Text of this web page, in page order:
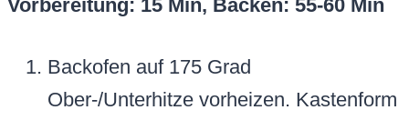
Vorbereitung: 15 Min, Backen: 55-60 Min
Backofen auf 175 Grad
Ober-/Unterhitze vorheizen. Kastenform